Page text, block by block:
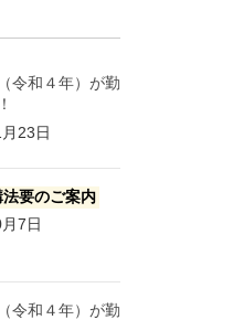
令和４年）が勤
23日
要のご案内
7日
令和４年）が勤